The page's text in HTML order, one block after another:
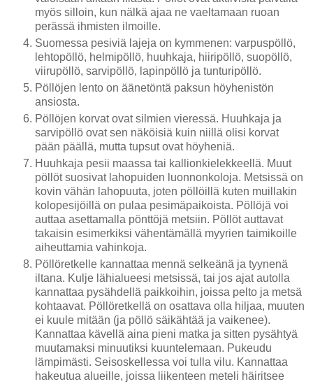
myös silloin, kun nälkä ajaa ne vaeltamaan ruoan
perässä ihmisten ilmoille.
Suomessa pesiviä lajeja on kymmenen: varpuspöllö,
lehtopöllö, helmipöllö, huuhkaja, hiiripöllö, suopöllö,
viirupöllö, sarvipöllö, lapinpöllö ja tunturipöllö.
Pöllöjen lento on äänetöntä paksun höyhenistön
ansiosta.
Pöllöjen korvat ovat silmien vieressä. Huuhkaja ja
sarvipöllö ovat sen näköisiä kuin niillä olisi korvat
pään päällä, mutta tupsut ovat höyheniä.
Huuhkaja pesii maassa tai kallionkielekkeellä. Muut
pöllöt suosivat lahopuiden luonnonkoloja. Metsissä on
kovin vähän lahopuuta, joten pöllöillä kuten muillakin
kolopesijöillä on pulaa pesimäpaikoista. Pöllöjä voi
auttaa asettamalla pönttöjä metsiin. Pöllöt auttavat
takaisin esimerkiksi vähentämällä myyrien taimikoille
aiheuttamia vahinkoja.
Pöllöretkelle kannattaa mennä selkeänä ja tyynenä
iltana. Kulje lähialueesi metsissä, tai jos ajat autolla
kannattaa pysähdellä paikkoihin, joissa pelto ja metsä
kohtaavat. Pöllöretkellä on osattava olla hiljaa, muuten
ei kuule mitään (ja pöllö säikähtää ja vaikenee).
Kannattaa kävellä aina pieni matka ja sitten pysähtyä
muutamaksi minuutiksi kuuntelemaan. Pukeudu
lämpimästi. Seisoskellessa voi tulla vilu. Kannattaa
hakeutua alueille, joissa liikenteen meteli häiritsee